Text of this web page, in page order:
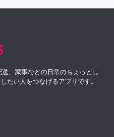
、家事などの日常のちょっとし
たい人をつなげるアプリです。